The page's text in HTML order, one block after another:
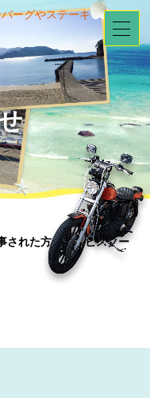
ーグやステーキ
された方にサービスクー